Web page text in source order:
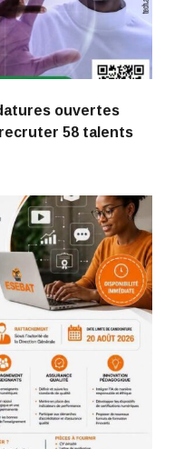
ouvertes
58 talents